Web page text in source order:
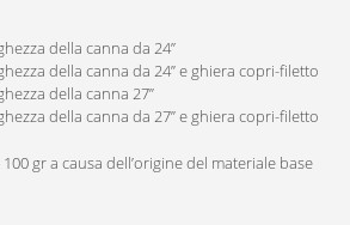
della canna da 24”
della canna da 24’’ e ghiera copri-filetto
della canna 27”
della canna da 27’’ e ghiera copri-filetto
gr a causa dell’origine del materiale base